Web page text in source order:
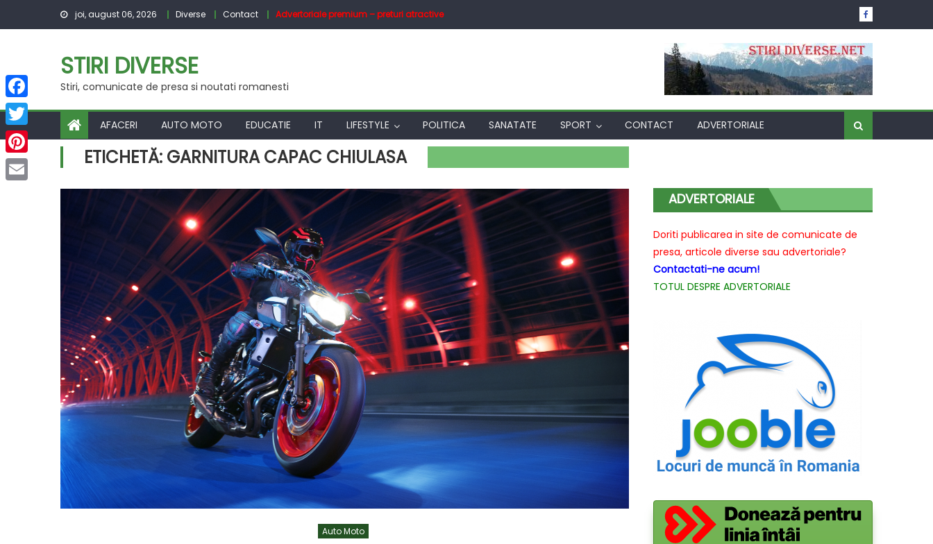
joi, august 06, 2026 Diverse Contact Advertoriale premium – preturi atractive
STIRI DIVERSE
Stiri, comunicate de presa si noutati romanesti
AFACERI AUTO MOTO EDUCATIE IT LIFESTYLE POLITICA SANATATE SPORT CONTACT ADVERTORIALE
ETICHETĂ: GARNITURA CAPAC CHIULASA
Auto Moto
ADVERTORIALE
Doriti publicarea in site de comunicate de
presa, articole diverse sau advertoriale?
Contactati-ne acum!
TOTUL DESPRE ADVERTORIALE
Facebook
Twitter
Pinterest